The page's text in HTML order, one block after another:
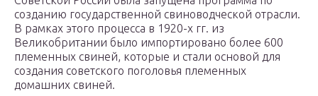
созданию государственной свиноводческой отрасли.
В рамках этого процесса в 1920-х гг. из
Великобритании было импортировано более 600
племенных свиней, которые и стали основой для
создания советского поголовья племенных
домашних свиней.